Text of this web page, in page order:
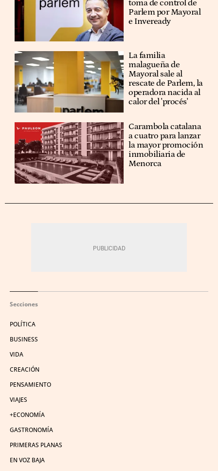
toma de control de
Parlem por Mayoral
e Inveready
La familia
malagueña de
Mayoral sale al
rescate de Parlem, la
operadora nacida al
calor del 'procés'
Carambola catalana
a cuatro para lanzar
la mayor promoción
inmobiliaria de
Menorca
Secciones
POLÍTICA
BUSINESS
VIDA
CREACIÓN
PENSAMIENTO
VIAJES
+ECONOMÍA
GASTRONOMÍA
PRIMERAS PLANAS
EN VOZ BAJA